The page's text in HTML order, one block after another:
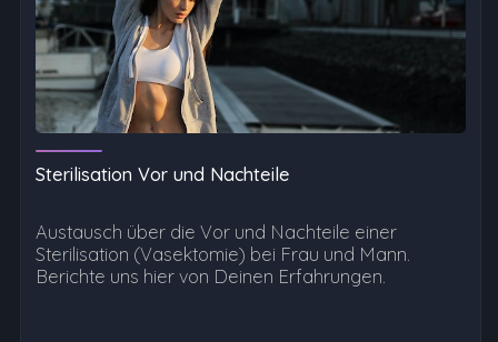
Sterilisation Vor und Nachteile
Austausch über die Vor und Nachteile einer
Sterilisation (Vasektomie) bei Frau und Mann.
Berichte uns hier von Deinen Erfahrungen.